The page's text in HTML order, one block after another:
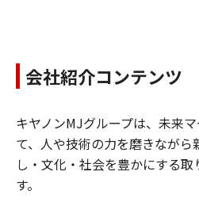
会社紹介コンテンツ
キヤノンMJグループは、未来
て、人や技術の力を磨きながら
し・文化・社会を豊かにする
す。